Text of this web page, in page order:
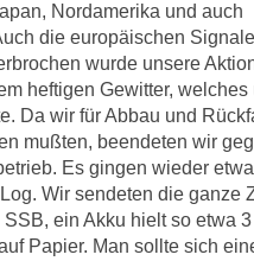
Nordamerika und auch
die europäischen
wurde unsere
heftigen Gewitter, welches
Da wir für Abbau und
mußten, beendeten wir
Es gingen wieder
Wir sendeten die ganze
ein Akku hielt so etwa
Papier. Man sollte sich